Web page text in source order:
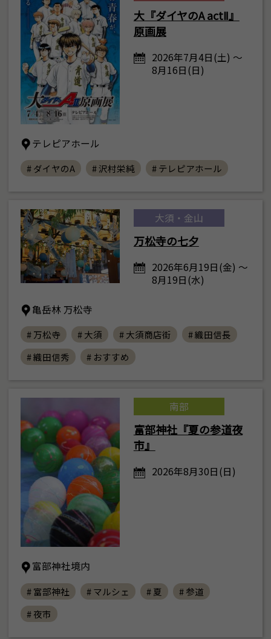
大『ダイヤのA actⅡ』
原画展
2026年7月4日(土) ～
8月16日(日)
テレピアホール
# ダイヤのA # 沢村栄純 # テレピアホール
大須・金山
万松寺の七夕
2026年6月19日(金) ～
8月19日(水)
亀岳林 万松寺
# 万松寺 # 大須 # 大須商店街
# 織田信長
# 織田信秀
# おすすめ
南部
富部神社『夏の参道夜
市』
2026年8月30日(日)
富部神社境内
# 富部神社 # マルシェ # 夏
# 参道
# 夜市